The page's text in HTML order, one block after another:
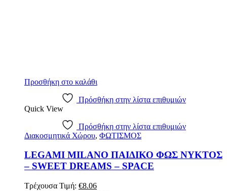
Προσθήκη στο καλάθι
Πρόσθήκη στην λίστα επιθυμιών
Quick View
Πρόσθήκη στην λίστα επιθυμιών
Διακοσμητικά Χώρου, ΦΩΤΙΣΜΟΣ
LEGAMI MILANO ΠΑΙΔΙΚΟ ΦΩΣ ΝΥΚΤΟΣ
– SWEET DREAMS – SPACE
Τρέχουσα Τιμή: €8.06